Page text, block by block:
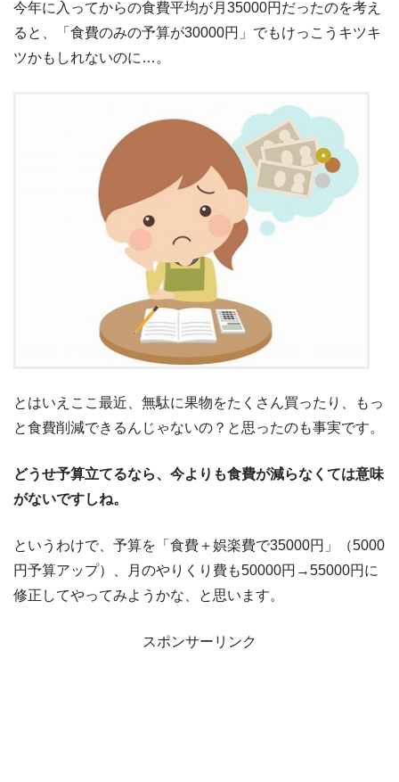
今年に入ってからの食費平均が月35000円だったのを考え
ると、「食費のみの予算が30000円」でもけっこうキツキ
ツかもしれないのに…。
とはいえここ最近、無駄に果物をたくさん買ったり、もっ
と食費削減できるんじゃないの？と思ったのも事実です。
どうせ予算立てるなら、今よりも食費が減らなくては意味
がないですしね。
というわけで、予算を「食費＋娯楽費で35000円」（5000
円予算アップ）、月のやりくり費も50000円→55000円に
修正してやってみようかな、と思います。
スポンサーリンク